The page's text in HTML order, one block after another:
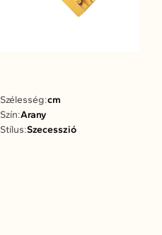
Szélesség:cm
Szín:Arany
Stílus:Szecesszió